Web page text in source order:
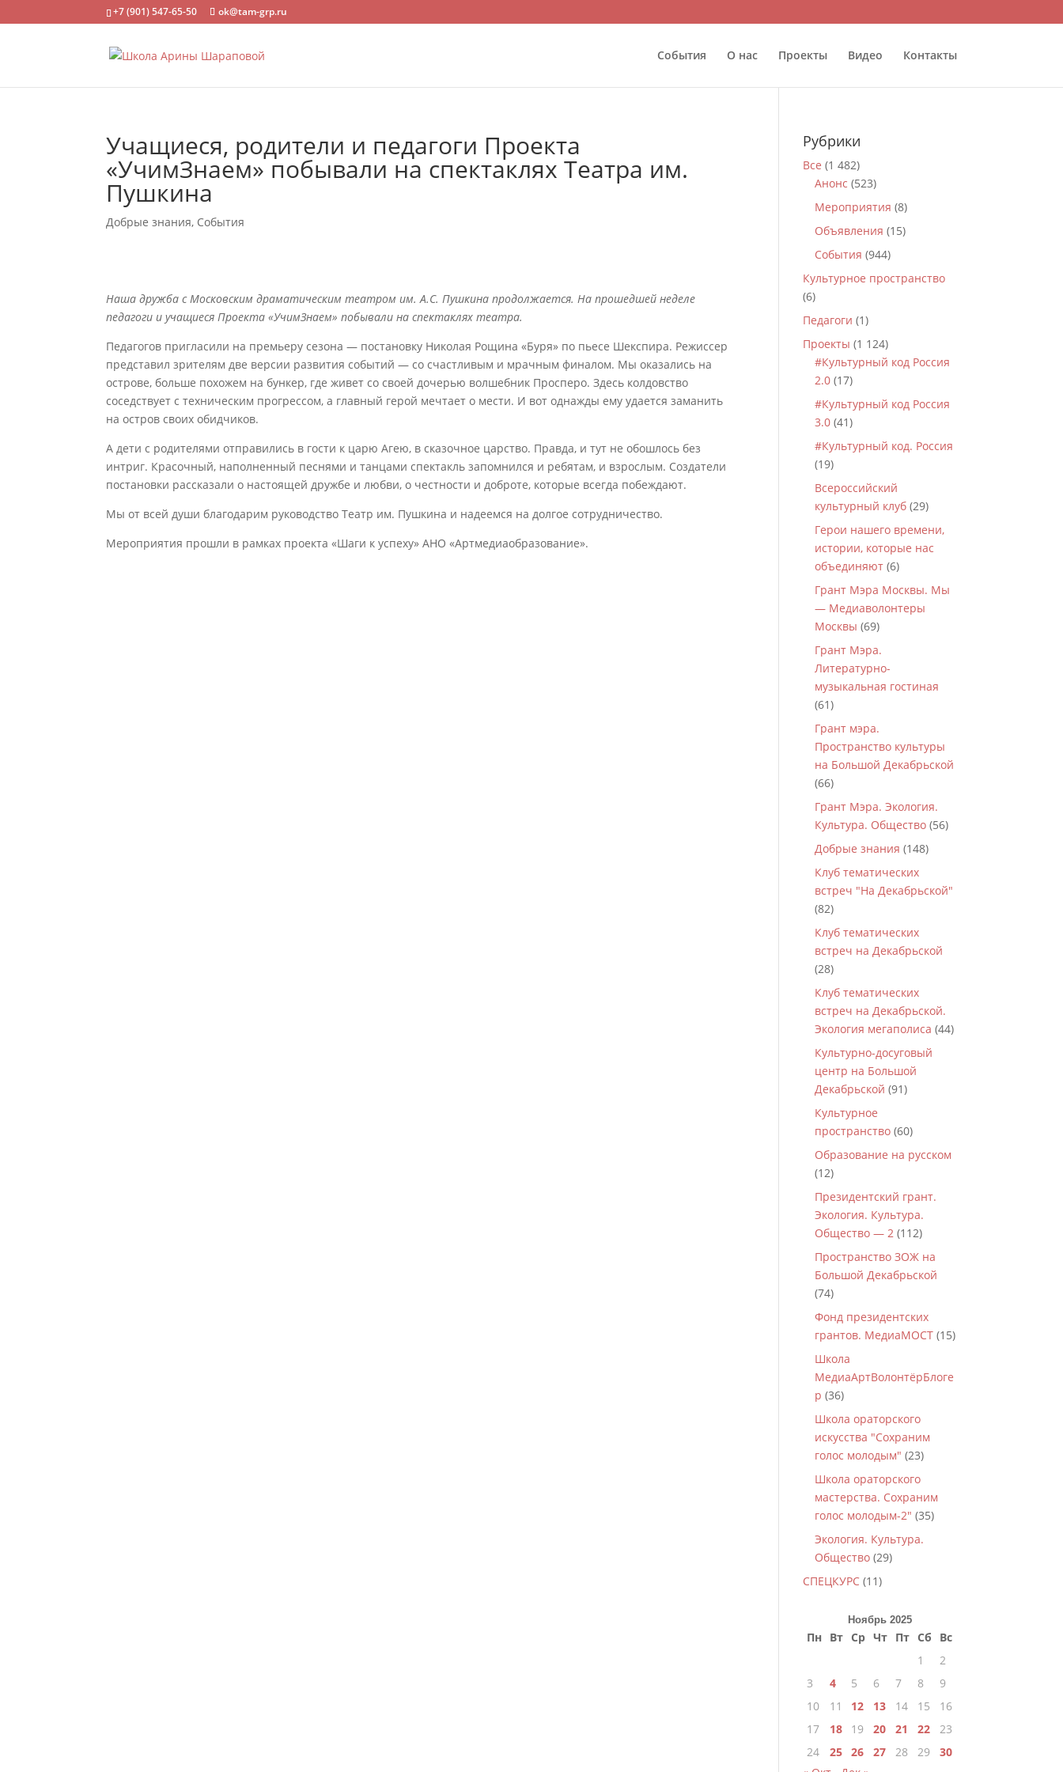
+7 (901) 547-65-50 ok@tam-grp.ru
События О нас Проекты Видео Контакты
Учащиеся, родители и педагоги Проекта
«УчимЗнаем» побывали на спектаклях Театра им.
Пушкина
Добрые знания, События
Наша дружба с Московским драматическим театром им. А.С. Пушкина продолжается. На прошедшей неделе
педагоги и учащиеся Проекта «УчимЗнаем» побывали на спектаклях театра.
Педагогов пригласили на премьеру сезона — постановку Николая Рощина «Буря» по пьесе Шекспира. Режиссер
представил зрителям две версии развития событий — со счастливым и мрачным финалом. Мы оказались на
острове, больше похожем на бункер, где живет со своей дочерью волшебник Просперо. Здесь колдовство
соседствует с техническим прогрессом, а главный герой мечтает о мести. И вот однажды ему удается заманить
на остров своих обидчиков.
А дети с родителями отправились в гости к царю Агею, в сказочное царство. Правда, и тут не обошлось без
интриг. Красочный, наполненный песнями и танцами спектакль запомнился и ребятам, и взрослым. Создатели
постановки рассказали о настоящей дружбе и любви, о честности и доброте, которые всегда побеждают.
Мы от всей души благодарим руководство Театр им. Пушкина и надеемся на долгое сотрудничество.
Мероприятия прошли в рамках проекта «Шаги к успеху» АНО «Артмедиаобразование».
Рубрики
Все (1 482)
Анонс (523)
Мероприятия (8)
Объявления (15)
События (944)
Культурное пространство
(6)
Педагоги (1)
Проекты (1 124)
#Культурный код Россия
2.0 (17)
#Культурный код Россия
3.0 (41)
#Культурный код. Россия
(19)
Всероссийский
культурный клуб (29)
Герои нашего времени,
истории, которые нас
объединяют (6)
Грант Мэра Москвы. Мы
— Медиаволонтеры
Москвы (69)
Грант Мэра.
Литературно-
музыкальная гостиная
(61)
Грант мэра.
Пространство культуры
на Большой Декабрьской
(66)
Грант Мэра. Экология.
Культура. Общество (56)
Добрые знания (148)
Клуб тематических
встреч "На Декабрьской"
(82)
Клуб тематических
встреч на Декабрьской
(28)
Клуб тематических
встреч на Декабрьской.
Экология мегаполиса (44)
Культурно-досуговый
центр на Большой
Декабрьской (91)
Культурное
пространство (60)
Образование на русском
(12)
Президентский грант.
Экология. Культура.
Общество — 2 (112)
Пространство ЗОЖ на
Большой Декабрьской
(74)
Фонд президентских
грантов. МедиаМОСТ (15)
Школа
МедиаАртВолонтёрБлоге
р (36)
Школа ораторского
искусства "Сохраним
голос молодым" (23)
Школа ораторского
мастерства. Сохраним
голос молодым-2" (35)
Экология. Культура.
Общество (29)
СПЕЦКУРС (11)
Ноябрь 2025
Пн Вт Ср Чт Пт Сб
Вс
1
2
3
4 5 6 7 8
9
10
11 12 13 14 15
16
17
18 19 20 21 22
23
24
25 26 27 28 29
30